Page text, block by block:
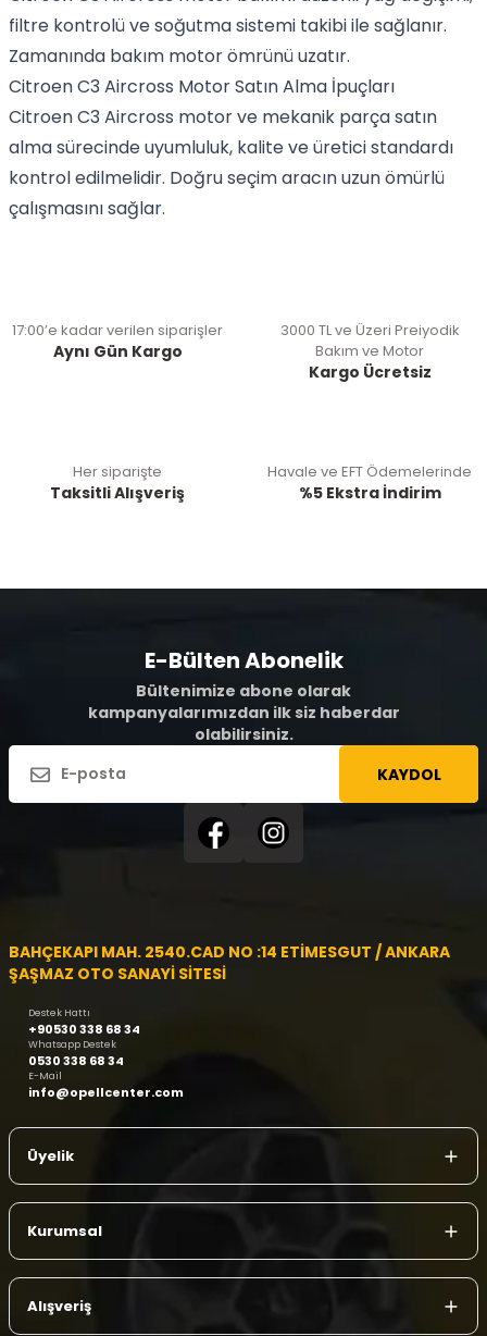
filtre kontrolü ve soğutma sistemi takibi ile sağlanır.
Zamanında bakım motor ömrünü uzatır.
Citroen C3 Aircross Motor Satın Alma İpuçları
Citroen C3 Aircross motor ve mekanik parça satın
alma sürecinde uyumluluk, kalite ve üretici standardı
kontrol edilmelidir. Doğru seçim aracın uzun ömürlü
çalışmasını sağlar.
17:00’e kadar verilen siparişler
Aynı Gün Kargo
3000 TL ve Üzeri Preiyodik
Bakım ve Motor
Kargo Ücretsiz
Her siparişte
Taksitli Alışveriş
Havale ve EFT Ödemelerinde
%5 Ekstra İndirim
E-Bülten Abonelik
Bültenimize abone olarak
kampanyalarımızdan ilk siz haberdar
olabilirsiniz.
KAYDOL
BAHÇEKAPI MAH. 2540.CAD NO :14 ETİMESGUT / ANKARA
ŞAŞMAZ OTO SANAYİ SİTESİ
Destek Hattı
+90530 338 68 34
Whatsapp Destek
0530 338 68 34
E-Mail
info@opellcenter.com
Üyelik
Kurumsal
Alışveriş